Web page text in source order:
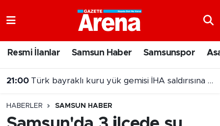
Resmi İlanlar Samsun Haber Samsunspor
21:00 Türk bayraklı kuru yük gemisi İHA saldırısına uğradı
20:00 Samsun'da Nebiyan Fest Başladı
HABERLER SAMSUN HABER
Samsun Namaz Vakitleri